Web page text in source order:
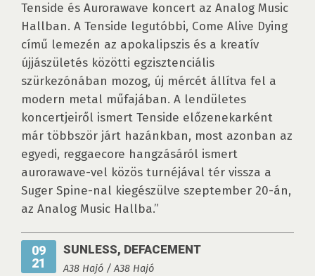
Tenside és Aurorawave koncert az Analog Music
Hallban. A Tenside legutóbbi, Come Alive Dying
című lemezén az apokalipszis és a kreatív
újjászületés közötti egzisztenciális
szürkezónában mozog, új mércét állítva fel a
modern metal műfajában. A lendületes
koncertjeiről ismert Tenside előzenekarként
már többször járt hazánkban, most azonban az
egyedi, reggaecore hangzásáról ismert
aurorawave-vel közös turnéjával tér vissza a
Suger Spine-nal kiegészülve szeptember 20-án,
az Analog Music Hallba.”
09
21
SUNLESS, DEFACEMENT
A38 Hajó / A38 Hajó